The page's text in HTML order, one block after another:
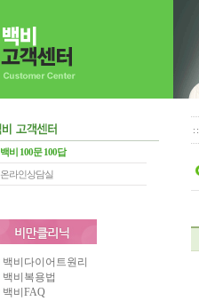
백비 100문 100답
온라인상담실
백비다이어트원리
백비복용법
백비FAQ
: :